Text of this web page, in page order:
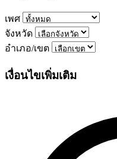
เพศ
จังหวัด
อำเภอ/เขต
เงื่อนไขเพิ่มเติม